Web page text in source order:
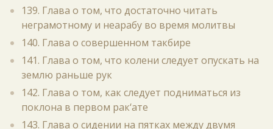
139. Глава о том, что достаточно читать
неграмотному и неарабу во время молитвы
140. Глава о совершенном такбире
141. Глава о том, что колени следует опускать на
землю раньше рук
142. Глава о том, как следует подниматься из
поклона в первом рак‘ате
143. Глава о сидении на пятках между двумя